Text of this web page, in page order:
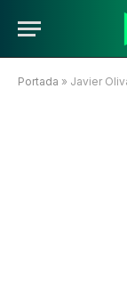
Portada » Javier